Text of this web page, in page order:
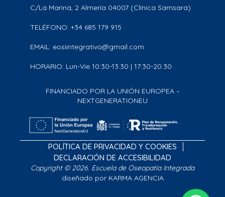
C/La Marina, 2 Almería 04007 (Clínica Samsara)
TELÉFONO: +34 685 179 915
EMAIL: eosiintegrativo@gmail.com
HORARIO: Lun-Vie 10:30-13:30 | 17:30-20:30
FINANCIADO POR LA UNIÓN EUROPEA –
NEXTGENERATIONEU
POLÍTICA DE PRIVACIDAD Y COOKIES
DECLARACIÓN DE ACCESIBILIDAD
Copyright © 2026. Escuela de Oseopatía Integrada
diseñado por KARMA AGENCIA